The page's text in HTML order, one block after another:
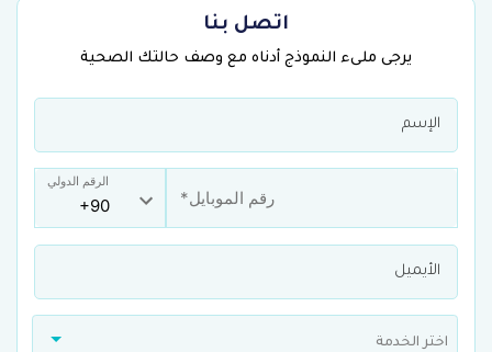
اتصل بنا
يرجى ملىء النموذج أدناه مع وصف حالتك الصحية
الرقم الدولي
اختر الخدمة